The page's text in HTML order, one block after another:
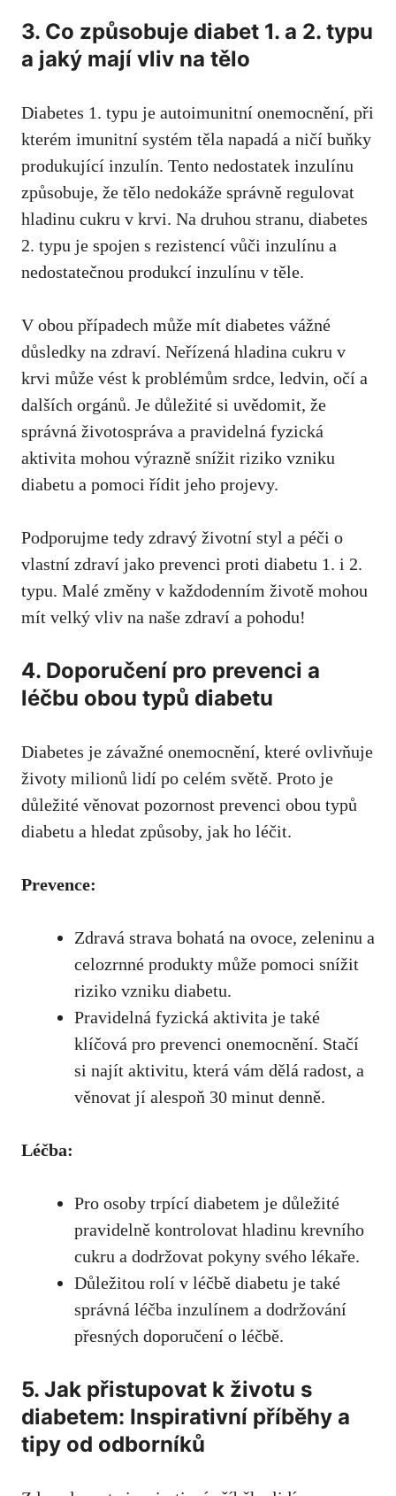
3. Co způsobuje diabet 1. a 2. typu
a ⁣jaký mají vliv​ na tělo
Diabetes 1. ‍typu je autoimunitní ​onemocnění, při
kterém imunitní systém těla napadá a ⁢ničí buňky
produkující inzulín. Tento nedostatek ‍inzulínu
způsobuje,⁤ že tělo nedokáže správně regulovat
hladinu‍ cukru v‌ krvi. Na‍ druhou stranu, diabetes
2.​ typu je spojen s‍ rezistencí vůči inzulínu​ a
⁣nedostatečnou produkcí inzulínu v⁣ těle.
V obou případech může mít ⁣diabetes vážné
důsledky na zdraví. Neřízená⁣ hladina cukru v
krvi může vést k problémům srdce, ledvin, očí ‍a‍
dalších orgánů. Je důležité‌ si uvědomit, že⁢
správná životospráva a pravidelná‌ fyzická
aktivita mohou výrazně snížit riziko vzniku
‍diabetu a pomoci​ řídit jeho projevy.
Podporujme tedy​ zdravý životní styl a péči o
vlastní zdraví jako prevenci proti diabetu 1. i 2.
typu. Malé změny v každodenním životě mohou
mít velký vliv na naše zdraví ‍a ⁢pohodu!
4. Doporučení pro prevenci a
léčbu obou typů diabetu
Diabetes je závažné onemocnění, které ovlivňuje
⁣životy milionů lidí po celém světě.⁢ Proto je
důležité věnovat pozornost prevenci obou typů
diabetu a hledat způsoby, jak ho léčit.
Prevence:
Zdravá strava‌ bohatá na ovoce, zeleninu a
celozrnné produkty může pomoci snížit‌
riziko ⁣vzniku diabetu.
Pravidelná‍ fyzická aktivita⁤ je také
klíčová pro⁣ prevenci onemocnění. ​Stačí
‍si najít‍ aktivitu, která​ vám dělá ‍radost, a
věnovat jí‌ alespoň 30 minut denně.
Léčba:
Pro osoby trpící diabetem je ⁣důležité
pravidelně kontrolovat hladinu krevního
cukru a dodržovat pokyny svého‍ lékaře.
Důležitou rolí v léčbě diabetu​ je také
správná léčba inzulínem a dodržování⁤
přesných doporučení o léčbě.
5. Jak přistupovat k životu s
diabetem: Inspirativní ⁣příběhy a
tipy od​ odborníků